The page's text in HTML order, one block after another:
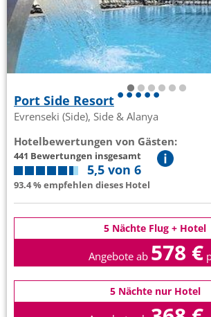
Port Side Resort
Evrenseki (Side), Side & Alanya
Hotelbewertungen von Gästen:
441 Bewertungen insgesamt
5,5 von 6
93.4 % empfehlen dieses Hotel
5 Nächte Flug + Hotel
Angebote ab 578 €
5 Nächte nur Hotel